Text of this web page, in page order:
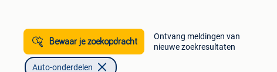
Bewaar je zoekopdracht
Ontvang meldingen van
nieuwe zoekresultaten
Auto-onderdelen